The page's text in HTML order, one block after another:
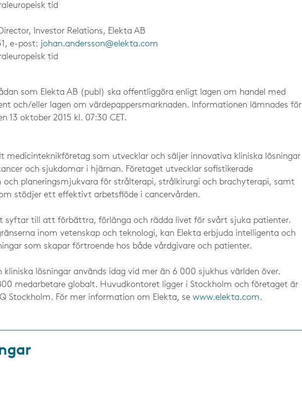
tid
Investor Relations, Elekta AB
e-post: johan.andersson@elekta.com
tid
som Elekta AB (publ) ska offentliggöra enligt lagen om handel med
och/eller lagen om värdepappersmarknaden. Informationen lämnades för
13 oktober 2015 kl. 07:30 CET.
medicinteknikföretag som utvecklar och säljer innovativa kliniska lösningar
och sjukdomar i hjärnan. Företaget utvecklar sofistikerade
och planeringsmjukvara för strålterapi, strålkirurgi och brachyterapi, samt
stödjer ett effektivt arbetsflöde i cancervården.
syftar till att förbättra, förlänga och rädda livet för svårt sjuka patienter.
inom vetenskap och teknologi, kan Elekta erbjuda intelligenta och
som skapar förtroende hos både vårdgivare och patienter.
kliniska lösningar används idag vid mer än 6 000 sjukhus världen över.
medarbetare globalt. Huvudkontoret ligger i Stockholm och företaget är
Stockholm. För mer information om Elekta, se www.elekta.com.